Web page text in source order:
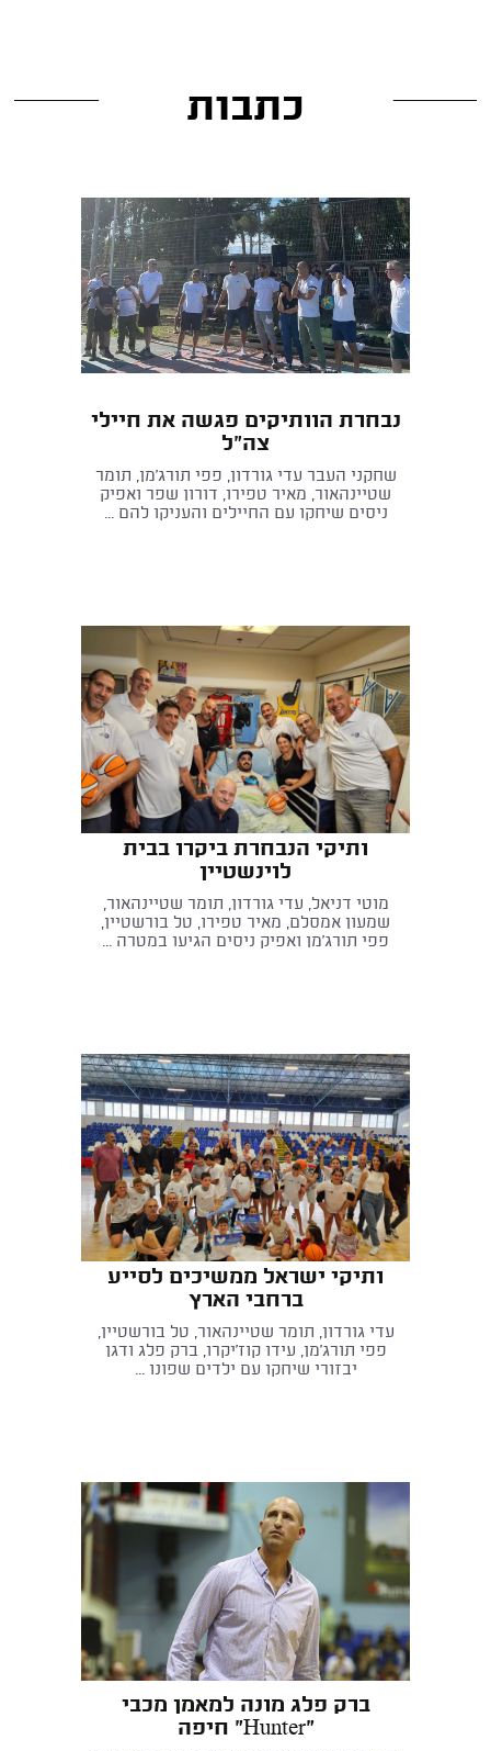
כתבות
נבחרת הוותיקים פגשה את חיילי
צה"ל
שחקני העבר עדי גורדון, פפי תורג'מן, תומר
שטיינהאור, מאיר טפירו, דורון שפר ואפיק
ניסים שיחקו עם החיילים והעניקו להם ...
ותיקי הנבחרת ביקרו בבית
לוינשטיין
מוטי דניאל, עדי גורדון, תומר שטיינהאור,
שמעון אמסלם, מאיר טפירו, טל בורשטיין,
פפי תורג'מן ואפיק ניסים הגיעו במטרה ...
ותיקי ישראל ממשיכים לסייע
ברחבי הארץ
עדי גורדון, תומר שטיינהאור, טל בורשטיין,
פפי תורג'מן, עידו קוז'יקרו, ברק פלג ודגן
יבזורי שיחקו עם ילדים שפונו ...
ברק פלג מונה למאמן מכבי
"Hunter" חיפה